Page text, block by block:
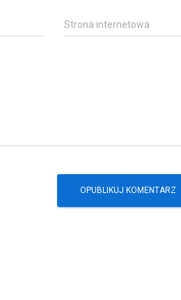
Strona internetowa